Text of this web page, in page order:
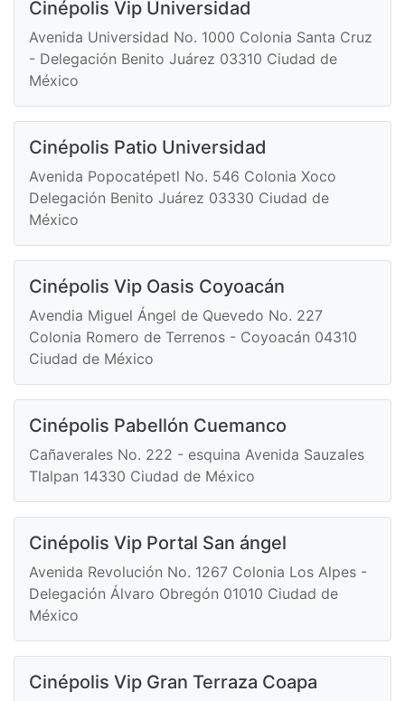
Cinépolis Vip Universidad
Avenida Universidad No. 1000 Colonia Santa Cruz
- Delegación Benito Juárez 03310 Ciudad de
México
Cinépolis Patio Universidad
Avenida Popocatépetl No. 546 Colonia Xoco
Delegación Benito Juárez 03330 Ciudad de
México
Cinépolis Vip Oasis Coyoacán
Avendia Miguel Ángel de Quevedo No. 227
Colonia Romero de Terrenos - Coyoacán 04310
Ciudad de México
Cinépolis Pabellón Cuemanco
Cañaverales No. 222 - esquina Avenida Sauzales
Tlalpan 14330 Ciudad de México
Cinépolis Vip Portal San ángel
Avenida Revolución No. 1267 Colonia Los Alpes -
Delegación Álvaro Obregón 01010 Ciudad de
México
Cinépolis Vip Gran Terraza Coapa